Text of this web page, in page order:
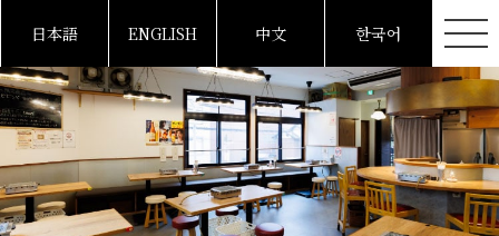
日本語 ENGLISH 中文 한국어